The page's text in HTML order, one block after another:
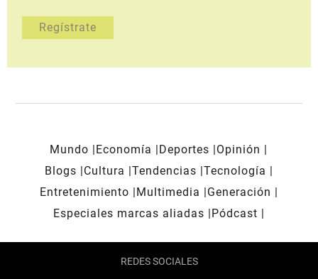
Mundo Economía Deportes
Opinión
Blogs
Cultura Tendencias Tecnología
Entretenimiento
Multimedia
Generación
Especiales marcas aliadas
Pódcast
REDES SOCIALES